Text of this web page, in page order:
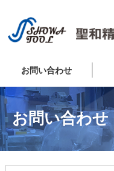
お問い合わせ
お問い合わせ